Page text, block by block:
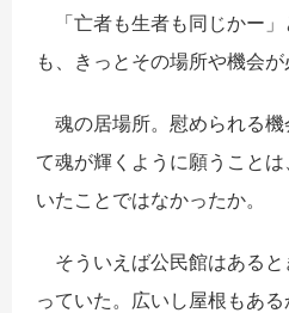
「亡者も生者も同じかー
も、きっとその場所や機会が
魂の居場所。慰められる機
て魂が輝くように願うこと
いたことではなかったか。
そういえば公民館はある
っていた。広いし屋根もあ